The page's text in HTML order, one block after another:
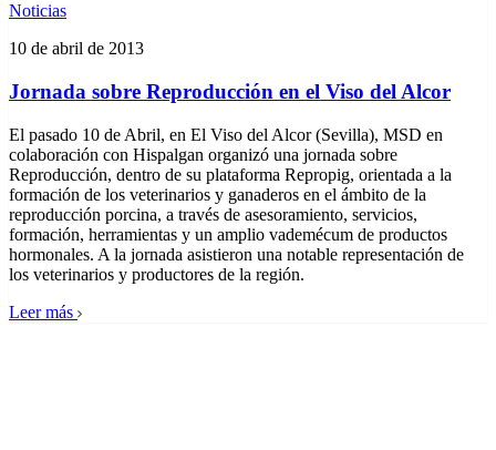
Noticias
10 de abril de 2013
Jornada sobre Reproducción en el Viso del Alcor
El pasado 10 de Abril, en El Viso del Alcor (Sevilla), MSD en
colaboración con Hispalgan organizó una jornada sobre
Reproducción, dentro de su plataforma Repropig, orientada a la
formación de los veterinarios y ganaderos en el ámbito de la
reproducción porcina, a través de asesoramiento, servicios,
formación, herramientas y un amplio vademécum de productos
hormonales. A la jornada asistieron una notable representación de
los veterinarios y productores de la región.
Leer más